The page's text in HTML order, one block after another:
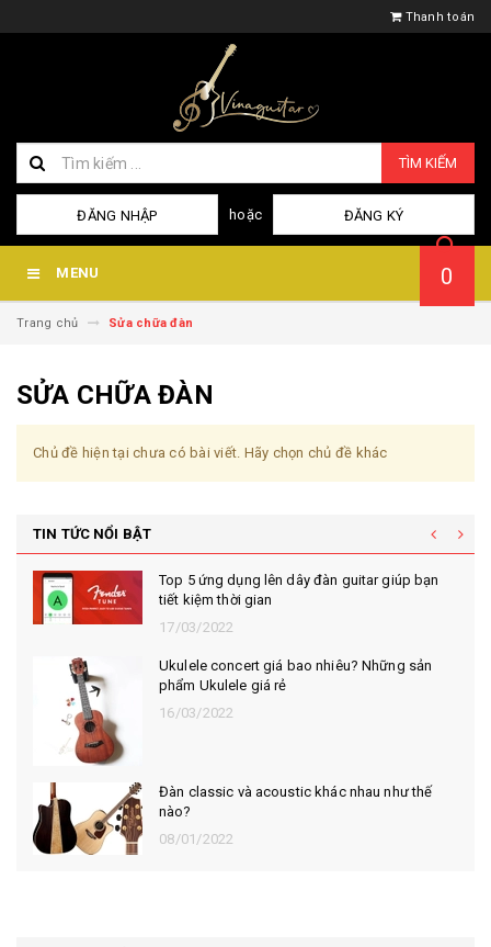
Thanh toán
TÌM KIẾM
ĐĂNG NHẬP hoặc ĐĂNG KÝ
MENU 0
Trang chủ Sửa chữa đàn
SỬA CHỮA ĐÀN
Chủ đề hiện tại chưa có bài viết. Hãy chọn chủ đề khác
TIN TỨC NỔI BẬT
Top 5 ứng dụng lên dây đàn guitar giúp bạn
tiết kiệm thời gian
17/03/2022
Ukulele concert giá bao nhiêu? Những sản
phẩm Ukulele giá rẻ
16/03/2022
Đàn classic và acoustic khác nhau như thế
nào?
08/01/2022